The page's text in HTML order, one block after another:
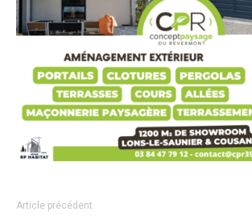
Article précédent